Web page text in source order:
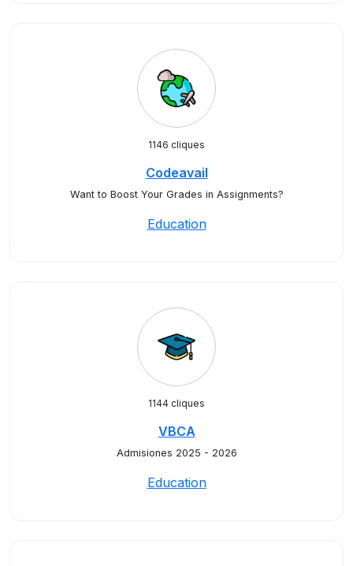
1146 cliques
Codeavail
Want to Boost Your Grades in Assignments?
Education
1144 cliques
VBCA
Admisiones 2025 - 2026
Education